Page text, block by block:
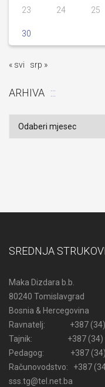
23 24 25
30
« svi srp »
ARHIVA
Arhiva
SREDNJA
Maka Dizdara b.b.
80240 Tomislavgrad
Bosnia & Hercegovina
Ravnatelj: +387 (34)
Tajnik: +387 (34)
Pedagog: +387 (34)
Računovodstvo: +387
sss.tg@tel.net.ba